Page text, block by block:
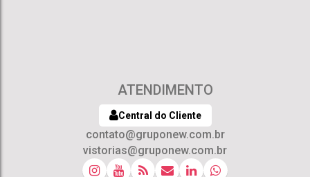
ATENDIMENTO
Central do Cliente
contato@gruponew.com.br
vistorias@gruponew.com.br